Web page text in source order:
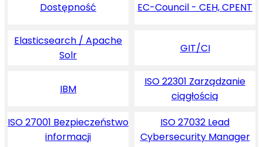
Dostępność EC-Council - CEH, CPENT
Elasticsearch / Apache
Solr
GIT/CI
IBM
ISO 22301 Zarządzanie
ciągłością
ISO 27001 Bezpieczeństwo
informacji
ISO 27032 Lead
Cybersecurity Manager